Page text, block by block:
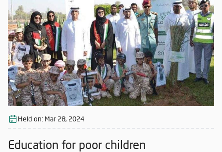
المبارك، انسجاماً مع نهج الخير والعطاء الذي تتبناه الجمعية منذ تأسيسها،
وتعزيزاً لمكانة الإمارة وإبراز دورها في نشر قيم الخير والمحبة في الشهر
الفضيل.
Held on: Mar 28, 2024
Education for poor children